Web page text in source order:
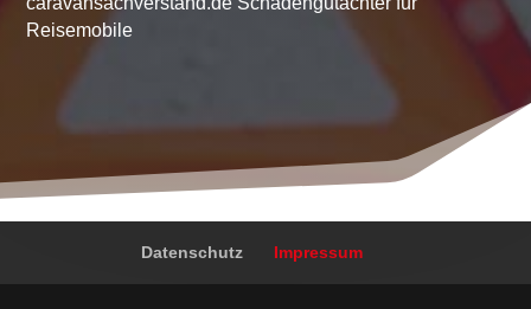
Reisemobile
Datenschutz Impressum